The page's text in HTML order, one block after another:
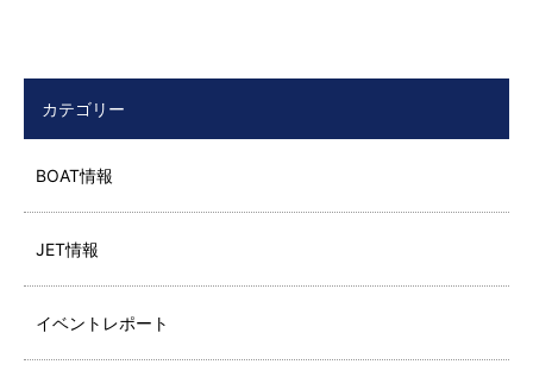
カテゴリー
BOAT情報
JET情報
イベントレポート